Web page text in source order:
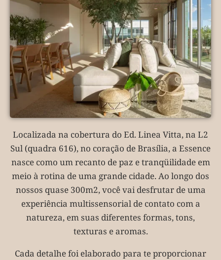
Localizada na cobertura do Ed. Linea Vitta, na L2
Sul (quadra 616), no coração de Brasília, a Essence
nasce como um recanto de paz e tranqüilidade em
meio à rotina de uma grande cidade. Ao longo dos
nossos quase 300m2, você vai desfrutar de uma
experiência multissensorial de contato com a
natureza, em suas diferentes formas, tons,
texturas e aromas.
Cada detalhe foi elaborado para te proporcionar